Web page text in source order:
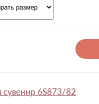
сувенир 6S873/82